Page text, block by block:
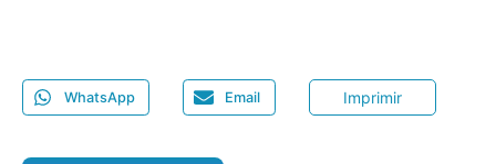
WhatsApp Email Imprimir